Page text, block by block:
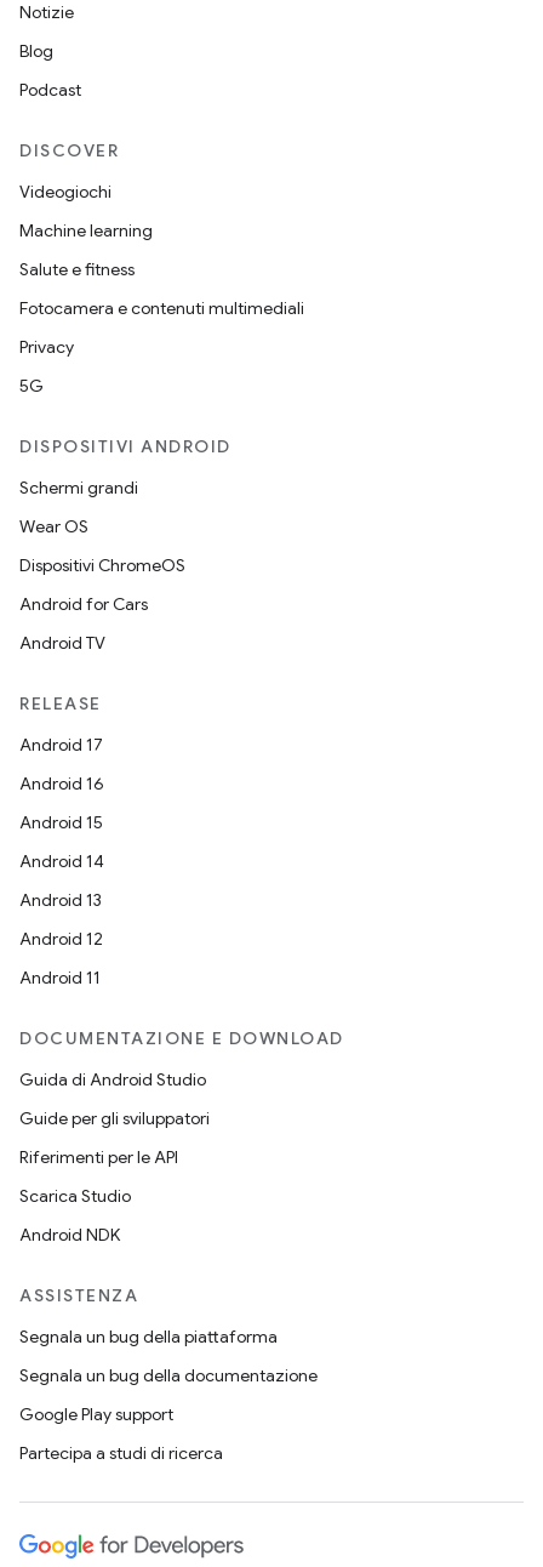
Notizie
Blog
Podcast
DISCOVER
Videogiochi
Machine learning
Salute e fitness
Fotocamera e contenuti multimediali
Privacy
5G
DISPOSITIVI ANDROID
Schermi grandi
Wear OS
Dispositivi ChromeOS
Android for Cars
Android TV
RELEASE
Android 17
Android 16
Android 15
Android 14
Android 13
Android 12
Android 11
DOCUMENTAZIONE E DOWNLOAD
Guida di Android Studio
Guide per gli sviluppatori
Riferimenti per le API
Scarica Studio
Android NDK
ASSISTENZA
Segnala un bug della piattaforma
Segnala un bug della documentazione
Google Play support
Partecipa a studi di ricerca